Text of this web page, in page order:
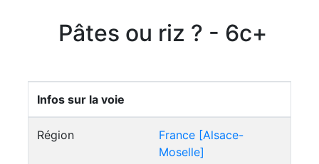
Pâtes ou riz ? - 6c+
Infos sur la voie
Région
France [Alsace-
Moselle]